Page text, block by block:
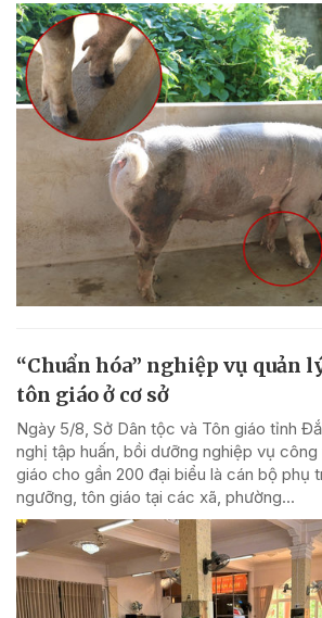
“Chuẩn hóa” nghiệp vụ quản
tôn giáo ở cơ sở
Ngày 5/8, Sở Dân tộc và Tôn giáo tỉnh
nghị tập huấn, bồi dưỡng nghiệp vụ
giáo cho gần 200 đại biểu là cán bộ phụ
ngưỡng, tôn giáo tại các xã, phường...